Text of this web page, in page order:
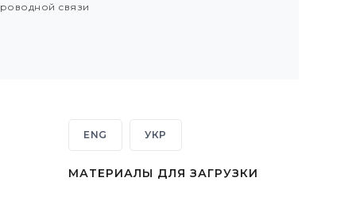
связи
ENG УКР
МАТЕРИАЛЫ ДЛЯ ЗАГРУЗКИ